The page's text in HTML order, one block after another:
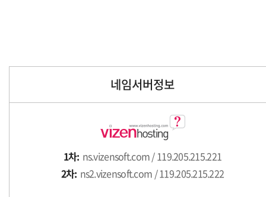
네임서버정보
1차: ns.vizensoft.com / 119.205.215.221
2차: ns2.vizensoft.com / 119.205.215.222